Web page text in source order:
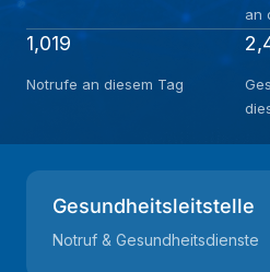
an
1,019
Notrufe an diesem Tag
Gesundheitsleitstelle
Notruf & Gesundheitsdienste